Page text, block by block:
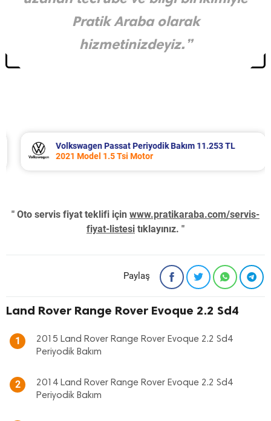
Pratik Araba olarak
hizmetinizdeyiz.”
Volkswagen Passat Periyodik Bakım 11.253 TL
2021 Model 1.5 Tsi Motor
" Oto servis fiyat teklifi için www.pratikaraba.com/servis-
fiyat-listesi tıklayınız. "
Paylaş
Land Rover Range Rover Evoque 2.2 Sd4
1
2015 Land Rover Range Rover Evoque 2.2 Sd4
Periyodik Bakım
2
2014 Land Rover Range Rover Evoque 2.2 Sd4
Periyodik Bakım